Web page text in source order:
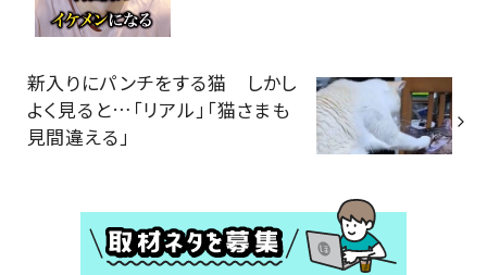
新入りにパンチをする猫 しかし
よく見ると…「リアル」「猫さまも
見間違える」